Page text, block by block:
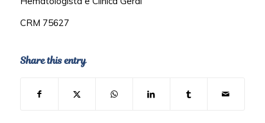
CRM 75627
Share this entry